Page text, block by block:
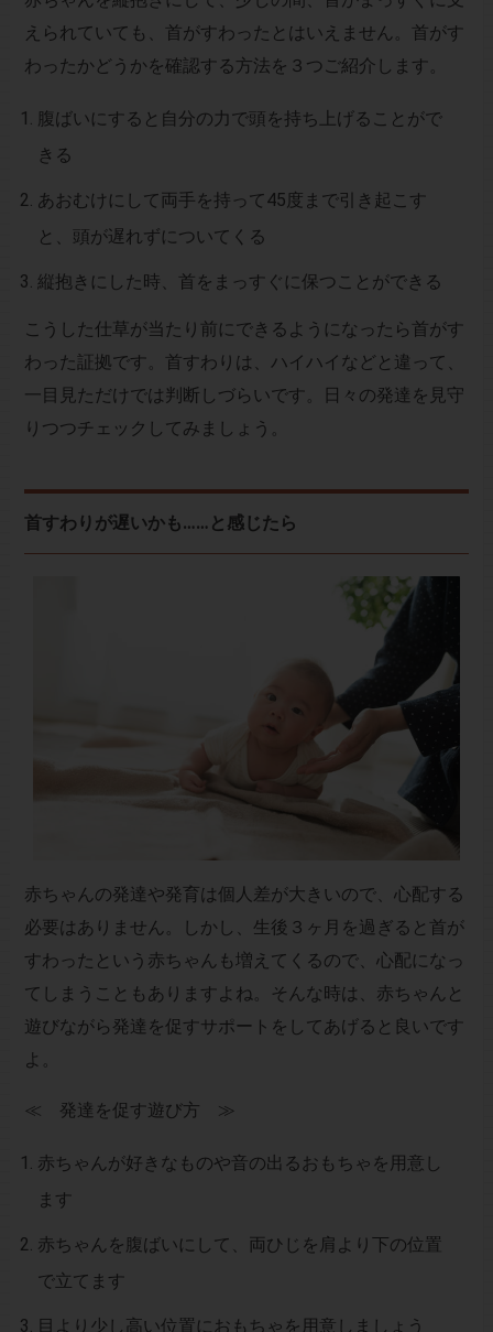
えられていても、首がすわったとはいえません。首がす
わったかどうかを確認する方法を３つご紹介します。
腹ばいにすると自分の力で頭を持ち上げることがで
きる
あおむけにして両手を持って45度まで引き起こす
と、頭が遅れずについてくる
縦抱きにした時、首をまっすぐに保つことができる
こうした仕草が当たり前にできるようになったら首がす
わった証拠です。首すわりは、ハイハイなどと違って、
一目見ただけでは判断しづらいです。日々の発達を見守
りつつチェックしてみましょう。
首すわりが遅いかも……と感じたら
赤ちゃんの発達や発育は個人差が大きいので、心配する
必要はありません。しかし、生後３ヶ月を過ぎると首が
すわったという赤ちゃんも増えてくるので、心配になっ
てしまうこともありますよね。そんな時は、赤ちゃんと
遊びながら発達を促すサポートをしてあげると良いです
よ。
≪ 発達を促す遊び方 ≫
赤ちゃんが好きなものや音の出るおもちゃを用意し
ます
赤ちゃんを腹ばいにして、両ひじを肩より下の位置
で立てます
目より少し高い位置におもちゃを用意しましょう